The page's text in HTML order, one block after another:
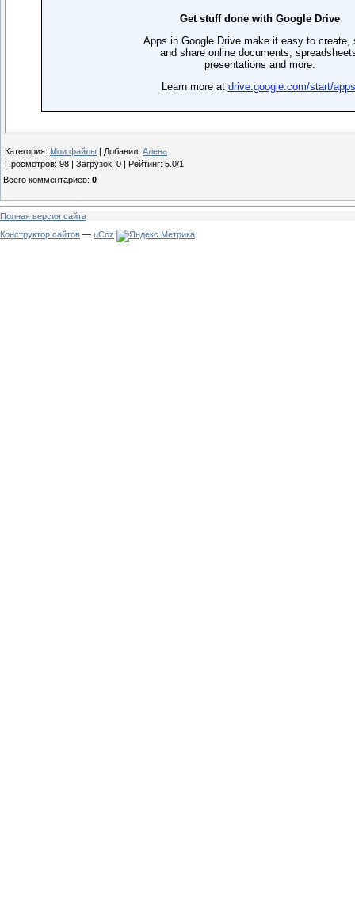
Категория: Мои файлы Добавил: Алена
Просмотров: 98 Загрузок: 0 Рейтинг: 5.0/1
Всего комментариев: 0
Полная версия сайта
Конструктор сайтов — uCoz